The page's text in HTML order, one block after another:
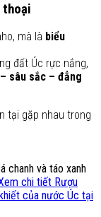
thoại
mà là biểu
đất Úc rực nắng,
sâu sắc – đẳng
tại gặp nhau trong
chanh và táo xanh
chi tiết Rượu
của nước Úc tại